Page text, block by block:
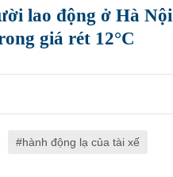
lao động ở Hà
giá rét 12°C
hành động lạ của tài xế